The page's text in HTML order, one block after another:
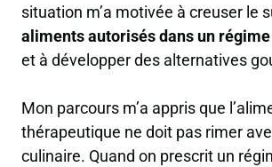
situation m’a motivée à creuser le
aliments autorisés dans un
et à développer des alternatives
Mon parcours m’a appris que
thérapeutique ne doit pas rimer
culinaire. Quand on prescrit un